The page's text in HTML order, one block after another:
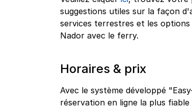
suggestions utiles sur la façon
services terrestres et les
Nador avec le ferry.
Horaires & prix
Avec le système développé
réservation en ligne la plus